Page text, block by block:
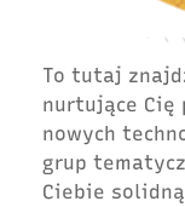
To tutaj
nurtujące
nowych
grup
Ciebie